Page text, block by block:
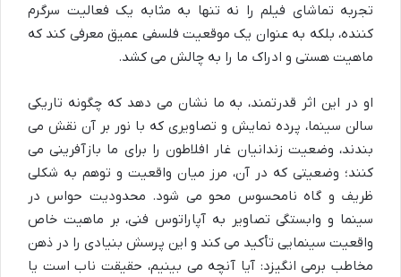
تجربه تماشای فیلم را نه تنها به مثابه یک فعالیت سرگرم
کننده، بلکه به عنوان یک موقعیت فلسفی عمیق معرفی کند که
ماهیت هستی و ادراک ما را به چالش می کشد.
او در این اثر قدرتمند، به ما نشان می دهد که چگونه تاریکی
سالن سینما، پرده نمایش و تصاویری که با نور بر آن نقش می
بندند، وضعیت زندانیان غار افلاطون را برای ما بازآفرینی می
کنند؛ وضعیتی که در آن، مرز میان واقعیت و توهم به شکلی
ظریف و گاه نامحسوس محو می شود. محدودیت حواس در
سینما و وابستگی تصاویر به آپاراتوس فنی، بر ماهیت خاص
واقعیت سینمایی تأکید می کند و این پرسش بنیادی را در ذهن
مخاطب برمی انگیزد: آیا آنچه می بینیم، حقیقت ناب است یا